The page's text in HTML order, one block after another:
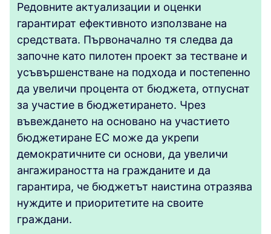
Редовните актуализации и оценки
гарантират ефективното използване на
средствата. Първоначално тя следва да
започне като пилотен проект за тестване и
усъвършенстване на подхода и постепенно
да увеличи процента от бюджета, отпуснат
за участие в бюджетирането. Чрез
въвеждането на основано на участието
бюджетиране ЕС може да укрепи
демократичните си основи, да увеличи
ангажираността на гражданите и да
гарантира, че бюджетът наистина отразява
нуждите и приоритетите на своите
граждани.